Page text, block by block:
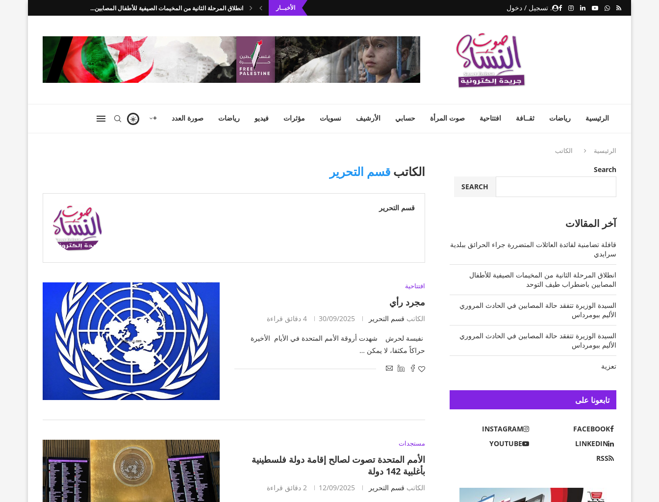
الأخبــار انطلاق المرحلة الثانية من المخيمات الصيفية للأطفال المصابين... . تسجيل / دخول
+ صورة العدد رياضات فيديو مؤثرات نسويات الأرشيف حسابي صوت المرأة افتتاحية ثقــافة رياضات الرئيسية
الرئيسية الكاتب
الكاتبقسم التحرير
قسم التحرير
افتتاحية
مجرد رأي
الكاتب قسم التحرير 30/09/2025 4 دقائق قراءة
نفيسة لحرش شهدت أروقة الأمم المتحدة في الأيام الأخيرة
حراكاً مكثفا، لا يمكن …
مستجدات
الأمم المتحدة تصوت لصالح إقامة دولة فلسطينية
بأغلبية 142 دولة
الكاتب قسم التحرير 12/09/2025 2 دقائق قراءة
Search
SEARCH
آخر المقالات
قافلة تضامنية لفائدة العائلات المتضررة جراء الحرائق ببلدية
سرايدي
انطلاق المرحلة الثانية من المخيمات الصيفية للأطفال
المصابين باضطراب طيف التوحد
السيدة الوزيرة تتفقد حالة المصابين في الحادث المروري
الأليم ببومرداس
السيدة الوزيرة تتفقد حالة المصابين في الحادث المروري
الأليم ببومرداس
تعزية
تابعونا على
FACEBOOK
INSTAGRAM
LINKEDIN
YOUTUBE
RSS